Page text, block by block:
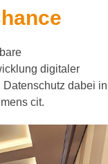
digitaler
dabei in
cit.